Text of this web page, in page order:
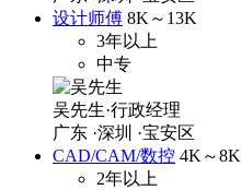
设计师傅 8K～13K
3年以上
中专
吴先生·行政经理
广东 ·深圳 ·宝安区
CAD/CAM/数控 4K～8K
2年以上